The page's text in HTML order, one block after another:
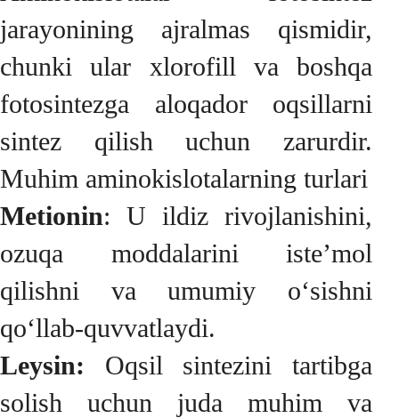
jarayonining ajralmas qismidir,
chunki ular xlorofill va boshqa
fotosintezga aloqador oqsillarni
sintez qilish uchun zarurdir.
Muhim aminokislotalarning turlari
Metionin: U ildiz rivojlanishini,
ozuqa moddalarini iste’mol
qilishni va umumiy o‘sishni
qo‘llab-quvvatlaydi.
Leysin: Oqsil sintezini tartibga
solish uchun juda muhim va